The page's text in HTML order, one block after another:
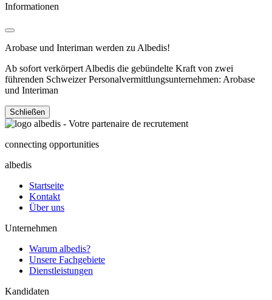
Informationen
Arobase und Interiman werden zu Albedis!
Ab sofort verkörpert Albedis die gebündelte Kraft von zwei
führenden Schweizer Personalvermittlungsunternehmen: Arobase
und Interiman
Schließen
connecting opportunities
albedis
Startseite
Kontakt
Über uns
Unternehmen
Warum albedis?
Unsere Fachgebiete
Dienstleistungen
Kandidaten